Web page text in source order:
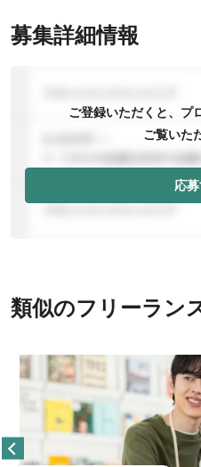
募集詳細情報
ご登録いただくと、プ
ご覧いた
応
類似のフリーラン